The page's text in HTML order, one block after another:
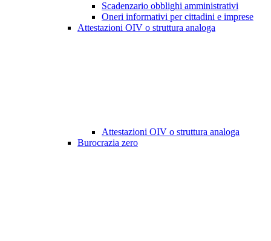
Scadenzario obblighi amministrativi
Oneri informativi per cittadini e imprese
Attestazioni OIV o struttura analoga
Attestazioni OIV o struttura analoga
Burocrazia zero